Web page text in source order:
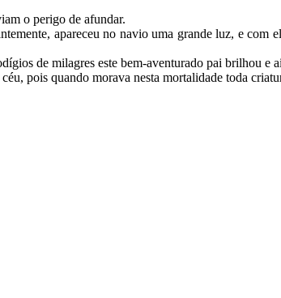
o perigo de afundar.
apareceu no navio uma grande luz, e
de milagres este bem-aventurado pai brilhou e
pois quando morava nesta mortalidade toda